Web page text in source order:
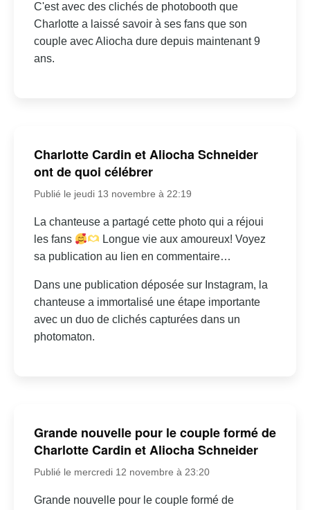
C'est avec des clichés de photobooth que
Charlotte a laissé savoir à ses fans que son
couple avec Aliocha dure depuis maintenant 9
ans.
Charlotte Cardin et Aliocha Schneider
ont de quoi célébrer
Publié le jeudi 13 novembre à 22:19
La chanteuse a partagé cette photo qui a réjoui
les fans
Longue vie aux amoureux! Voyez
sa publication au lien en commentaire…
Dans une publication déposée sur Instagram, la
chanteuse a immortalisé une étape importante
avec un duo de clichés capturées dans un
photomaton.
Grande nouvelle pour le couple formé de
Charlotte Cardin et Aliocha Schneider
Publié le mercredi 12 novembre à 23:20
Grande nouvelle pour le couple formé de